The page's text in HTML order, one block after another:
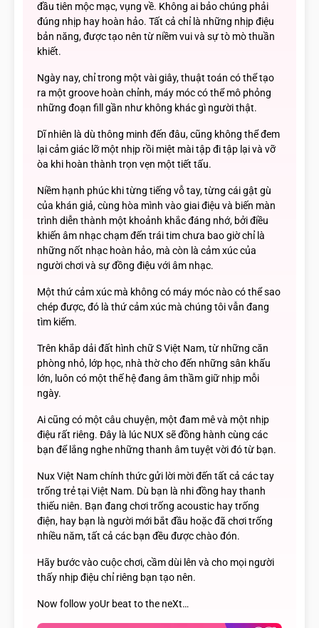
đầu tiên mộc mạc, vụng về. Không ai bảo chúng phải
đúng nhịp hay hoàn hảo. Tất cả chỉ là những nhịp điệu
bản năng, được tạo nên từ niềm vui và sự tò mò thuần
khiết.
Ngày nay, chỉ trong một vài giây, thuật toán có thể tạo
ra một groove hoàn chỉnh, máy móc có thể mô phỏng
những đoạn fill gần như không khác gì người thật.
Dĩ nhiên là dù thông minh đến đâu, cũng không thể đem
lại cảm giác lỡ một nhịp rồi miệt mài tập đi tập lại và vỡ
òa khi hoàn thành trọn vẹn một tiết tấu.
Niềm hạnh phúc khi từng tiếng vỗ tay, từng cái gật gù
của khán giả, cùng hòa mình vào giai điệu và biến màn
trình diễn thành một khoảnh khắc đáng nhớ, bởi điều
khiến âm nhạc chạm đến trái tim chưa bao giờ chỉ là
những nốt nhạc hoàn hảo, mà còn là cảm xúc của
người chơi và sự đồng điệu với âm nhạc.
Một thứ cảm xúc mà không có máy móc nào có thể sao
chép được, đó là thứ cảm xúc mà chúng tôi vẫn đang
tìm kiếm.
Trên khắp dải đất hình chữ S Việt Nam, từ những căn
phòng nhỏ, lớp học, nhà thờ cho đến những sân khấu
lớn, luôn có một thế hệ đang âm thầm giữ nhịp mỗi
ngày.
Ai cũng có một câu chuyện, một đam mê và một nhịp
điệu rất riêng. Đây là lúc NUX sẽ đồng hành cùng các
bạn để lắng nghe những thanh âm tuyệt vời đó từ bạn.
Nux Việt Nam chính thức gửi lời mời đến tất cả các tay
trống trẻ tại Việt Nam. Dù bạn là nhi đồng hay thanh
thiếu niên. Bạn đang chơi trống acoustic hay trống
điện, hay bạn là người mới bắt đầu hoặc đã chơi trống
nhiều năm, tất cả các bạn đều được chào đón.
Hãy bước vào cuộc chơi, cầm dùi lên và cho mọi người
thấy nhịp điệu chỉ riêng bạn tạo nên.
Now follow yoUr beat to the neXt…